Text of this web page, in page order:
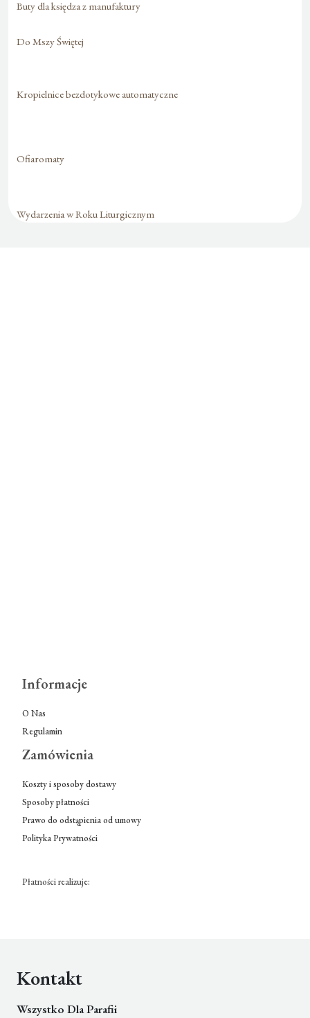
Buty dla księdza z manufaktury
Do Mszy Świętej
Kropielnice bezdotykowe automatyczne
Ofiaromaty
Wydarzenia w Roku Liturgicznym
Informacje
O Nas
Regulamin
Zamówienia
Koszty i sposoby dostawy
Sposoby płatności
Prawo do odstąpienia od umowy
Polityka Prywatności
Płatności realizuje:
Kontakt
Wszystko Dla Parafii